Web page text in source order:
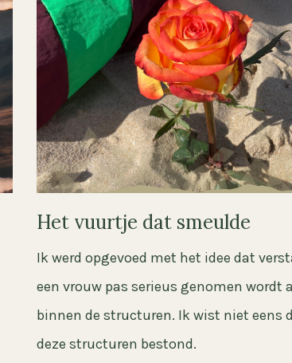
Het vuurtje dat smeulde
Ik werd opgevoed met het idee dat
een vrouw pas serieus genomen wordt
binnen de structuren. Ik wist niet eens
deze structuren bestond.